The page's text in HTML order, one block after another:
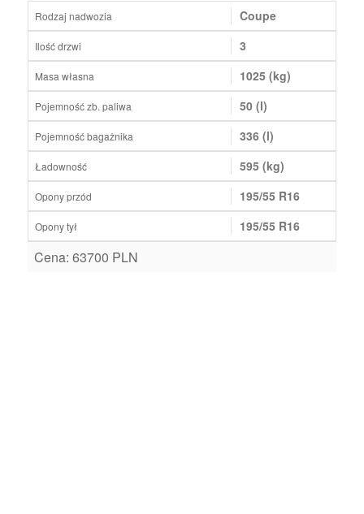
Rodzaj nadwozia Coupe
Ilość drzwi 3
Masa własna 1025 (kg)
Pojemność zb. paliwa 50 (l)
Pojemność bagażnika 336 (l)
Ładowność 595 (kg)
Opony przód 195/55 R16
Opony tył 195/55 R16
Cena: 63700 PLN